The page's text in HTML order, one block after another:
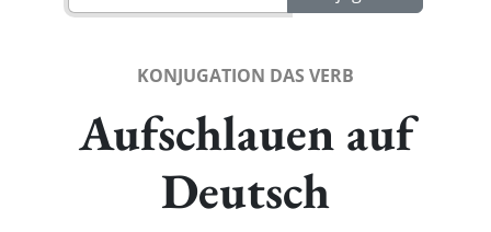
KONJUGATION DAS VERB
Aufschlauen auf
Deutsch